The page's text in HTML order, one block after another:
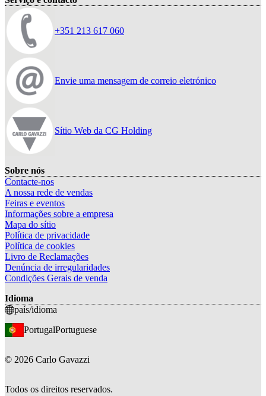
+351 213 617 060
Envie uma mensagem de correio eletrónico
Sítio Web da CG Holding
Sobre nós
Contacte-nos
A nossa rede de vendas
Feiras e eventos
Informações sobre a empresa
Mapa do sítio
Política de privacidade
Política de cookies
Livro de Reclamações
Denúncia de irregularidades
Condições Gerais de venda
Idioma
país/idioma
PortugalPortuguese
© 2026 Carlo Gavazzi
Todos os direitos reservados.